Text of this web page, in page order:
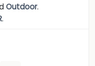
Outdoor.
.